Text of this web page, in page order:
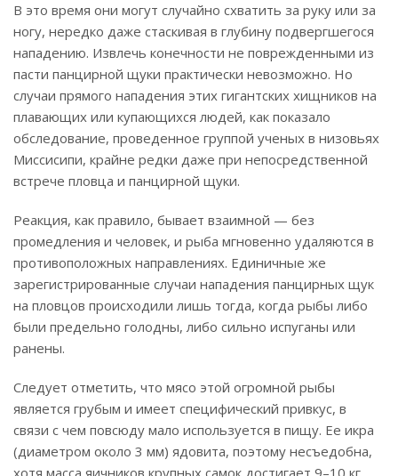
В это время они могут случайно схватить за руку или за
ногу, нередко даже стаскивая в глубину подвергшегося
нападению. Извлечь конечности не поврежденными из
пасти панцирной щуки практически невозможно. Но
случаи прямого нападения этих гигантских хищников на
плавающих или купающихся людей, как показало
обследование, проведенное группой ученых в низовьях
Миссисипи, крайне редки даже при непосредственной
встрече пловца и панцирной щуки.
Реакция, как правило, бывает взаимной — без
промедления и человек, и рыба мгновенно удаляются в
противоположных направлениях. Единичные же
зарегистрированные случаи нападения панцирных щук
на пловцов происходили лишь тогда, когда рыбы либо
были предельно голодны, либо сильно испуганы или
ранены.
Следует отметить, что мясо этой огромной рыбы
является грубым и имеет специфический привкус, в
связи с чем повсюду мало используется в пищу. Ее икра
(диаметром около 3 мм) ядовита, поэтому несъедобна,